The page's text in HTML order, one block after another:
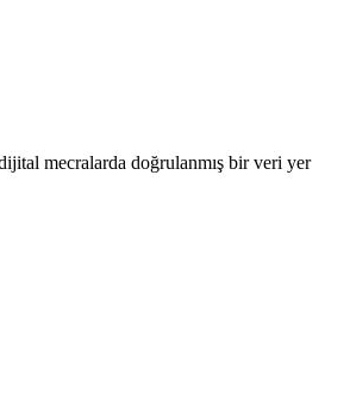
mecralarda doğrulanmış bir veri yer